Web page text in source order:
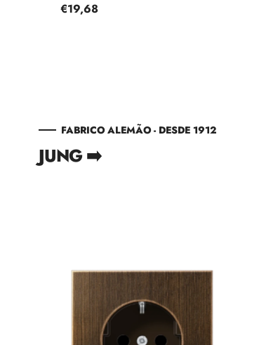
Preço
€19,68
FABRICO ALEMÃO - DESDE 1912
JUNG ➡️